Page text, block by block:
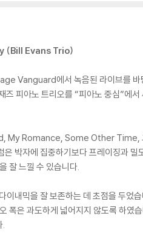
(Bill Evans Trio)
Vanguard에서 녹음된 라이브를
피아노 트리오를 “피아노 중심”에
Romance, Some Other Time,
박자에 집중하기보다 프레이징과
잘 느낄 수 있습니다.
내믹을 잘 보존하는 데 초점을 두었
폭은 과도하게 넓어지지 않도록 하였
.